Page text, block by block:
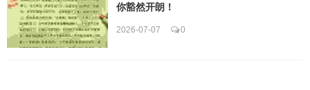
你豁然开朗！
2026-07-07 0